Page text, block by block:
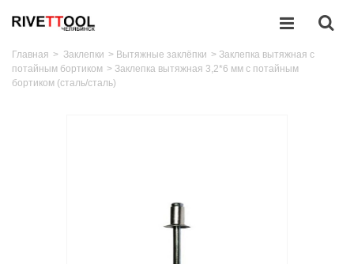
Главная > Заклепки > Вытяжные заклёпки > Заклепка вытяжная с
потайным бортиком > Заклепка вытяжная 3,2*6 мм с потайным
бортиком (сталь/сталь)